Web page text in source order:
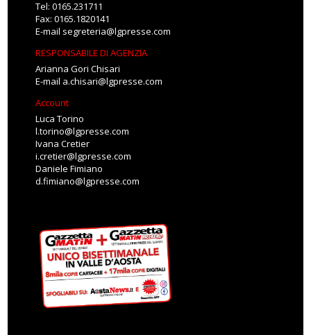
Tel: 0165.231711
Fax: 0165.1820141
E-mail segreteria@lgpresse.com
RESPONSABILE DI AGENZIA
Arianna Gori Chisari
E-mail a.chisari@lgpresse.com
Account
Luca Torino
l.torino@lgpresse.com
Ivana Cretier
i.cretier@lgpresse.com
Daniele Fimiano
d.fimiano@lgpresse.com